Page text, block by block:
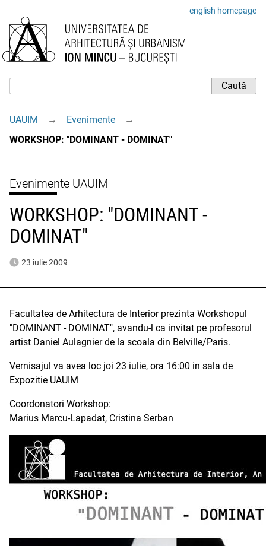
english homepage
UAUIM → Evenimente
→
WORKSHOP: "DOMINANT - DOMINAT"
Evenimente UAUIM
WORKSHOP: "DOMINANT -
DOMINAT"
23 iulie 2009
Facultatea de Arhitectura de Interior prezinta Workshopul
"DOMINANT - DOMINAT", avandu-l ca invitat pe profesorul
artist Daniel Aulagnier de la scoala din Belville/Paris.
Vernisajul va avea loc joi 23 iulie, ora 16:00 in sala de
Expozitie UAUIM
Coordonatori Workshop:
Marius Marcu-Lapadat, Cristina Serban